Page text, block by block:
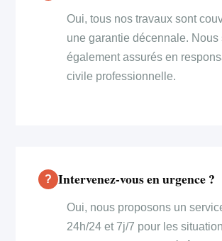
Oui, tous nos travaux sont
une garantie décennale. Nous
également assurés en
civile professionnelle.
Intervenez-vous en urgence ?
Oui, nous proposons un
24h/24 et 7j/7 pour les